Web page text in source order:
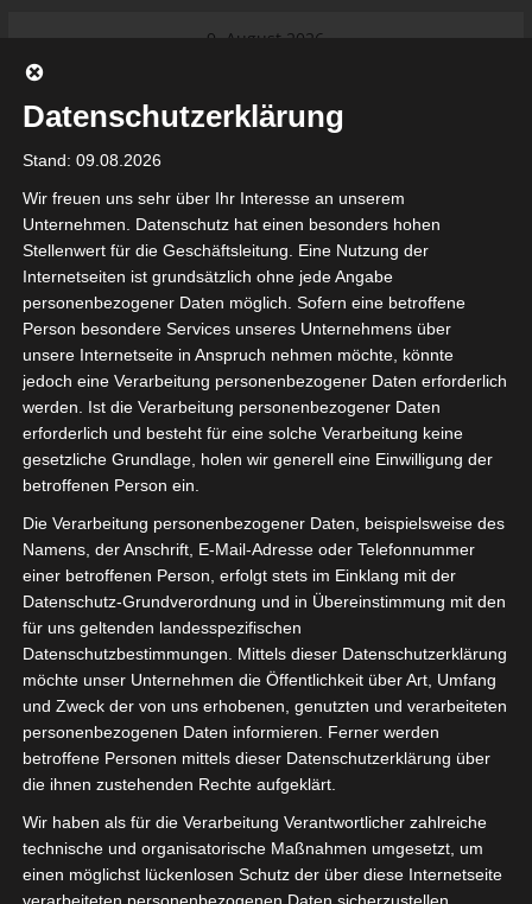
9. August 2026
beginnt am 22. und 23. August
2026 (Update)
Meisterschaft an
Ligue 1 Pro: Spielplan der ersten 15
Spieltage der Saison 2026/2027
Ligue 2 Pro Tunesien 2026/2027 –
Saison beginnt am am 19./20.
September 2026
Internationaler Sportgerichtshof
lehnt Eilverfahren ab – AS Soliman
steuert auf die Ligue 2 zu
tunesienfussball.de
Tunesien Ligafußball
von Google Adsense (Google Ireland Limited, Gordon House, Barrow
Ireland) benötigen wir laut DSGVO Ihre Zustimmung. Es werden seitens
Daten erhoben, verarbeitet und gespeichert. Welche Daten genau
bitte den Datenschutzbedingungen.
Google Adsenseist deaktiviert. ✓ Erlauben Datenschutzbedingungen
Sie befinden sich hier:Startseite»Étoile Sportive du
Sahel Sousse (ESS) – Olympique de Béjà (OB)
28 Okt. 2023 -
14:30
Meisterschaft Tunesien 2023/2024 -
Gruppenphase| Spieltag 8
Halbzeit: 0-0
Datenschutzerklärung
Stand: 09.08.2026
Wir freuen uns sehr über Ihr Interesse an unserem
Unternehmen. Datenschutz hat einen besonders hohen
Stellenwert für die Geschäftsleitung. Eine Nutzung der
Internetseiten ist grundsätzlich ohne jede Angabe
personenbezogener Daten möglich. Sofern eine betroffene
Person besondere Services unseres Unternehmens über
unsere Internetseite in Anspruch nehmen möchte, könnte
jedoch eine Verarbeitung personenbezogener Daten erforderlich
werden. Ist die Verarbeitung personenbezogener Daten
erforderlich und besteht für eine solche Verarbeitung keine
gesetzliche Grundlage, holen wir generell eine Einwilligung der
betroffenen Person ein.
Die Verarbeitung personenbezogener Daten, beispielsweise des
Namens, der Anschrift, E-Mail-Adresse oder Telefonnummer
einer betroffenen Person, erfolgt stets im Einklang mit der
Datenschutz-Grundverordnung und in Übereinstimmung mit den
für uns geltenden landesspezifischen
Datenschutzbestimmungen. Mittels dieser Datenschutzerklärung
möchte unser Unternehmen die Öffentlichkeit über Art, Umfang
und Zweck der von uns erhobenen, genutzten und verarbeiteten
personenbezogenen Daten informieren. Ferner werden
betroffene Personen mittels dieser Datenschutzerklärung über
die ihnen zustehenden Rechte aufgeklärt.
Wir haben als für die Verarbeitung Verantwortlicher zahlreiche
technische und organisatorische Maßnahmen umgesetzt, um
einen möglichst lückenlosen Schutz der über diese Internetseite